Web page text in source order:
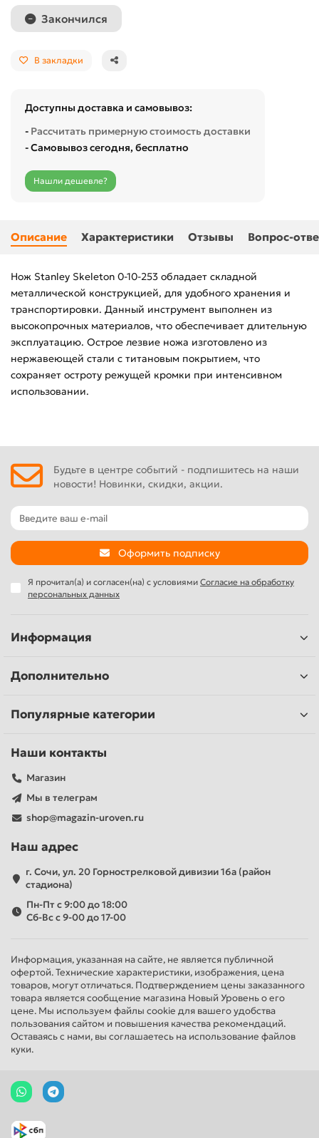
Закончился
В закладки
Доступны доставка и самовывоз:
- Рассчитать примерную стоимость доставки
- Самовывоз сегодня, бесплатно
Нашли дешевле?
Описание Характеристики Отзывы Вопрос-
Нож Stanley Skeleton 0-10-253 обладает складной
металлической конструкцией, для удобного хранения и
транспортировки. Данный инструмент выполнен из
высокопрочных материалов, что обеспечивает длительную
эксплуатацию. Острое лезвие ножа изготовлено из
нержавеющей стали с титановым покрытием, что
сохраняет остроту режущей кромки при интенсивном
использовании.
Будьте в центре событий - подпишитесь на наши
новости! Новинки, скидки, акции.
Оформить подписку
Я прочитал(а) и согласен(на) с условиями Согласие на обработку
персональных данных
Информация
Дополнительно
Популярные категории
Наши контакты
Магазин
Мы в телеграм
shop@magazin-uroven.ru
Наш адрес
г. Сочи, ул. 20 Горнострелковой дивизии 16а (район
стадиона)
Пн-Пт с 9:00 до 18:00
Сб-Вс с 9-00 до 17-00
Информация, указанная на сайте, не является публичной
офертой. Технические характеристики, изображения, цена
товаров, могут отличаться. Подтверждением цены заказанного
товара является сообщение магазина Новый Уровень о его
цене. Мы используем файлы cookie для вашего удобства
пользования сайтом и повышения качества рекомендаций.
Оставаясь с нами, вы соглашаетесь на использование файлов
куки.